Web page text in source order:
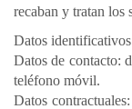
recaban y tratan los
Datos
Datos de contacto:
teléfono móvil.
Datos